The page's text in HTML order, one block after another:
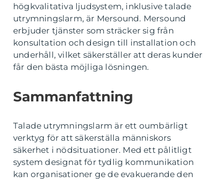
högkvalitativa ljudsystem, inklusive talade
utrymningslarm, är Mersound. Mersound
erbjuder tjänster som sträcker sig från
konsultation och design till installation och
underhåll, vilket säkerställer att deras kunder
får den bästa möjliga lösningen.
Sammanfattning
Talade utrymningslarm är ett oumbärligt
verktyg för att säkerställa människors
säkerhet i nödsituationer. Med ett pålitligt
system designat för tydlig kommunikation
kan organisationer ge de evakuerande den